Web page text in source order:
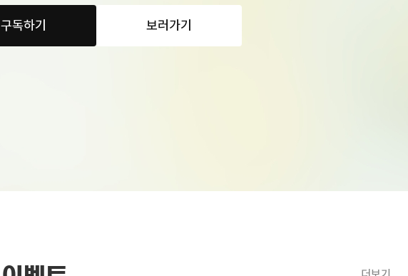
구독하기 보러가기